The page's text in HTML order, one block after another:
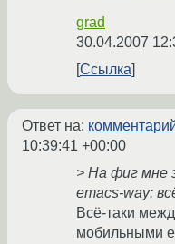
grad
30.04.2007
Ссылка
Ответ на:
10:39:41 +00:00
> На фиг мне
emacs-way:
Всё-таки
мобильными